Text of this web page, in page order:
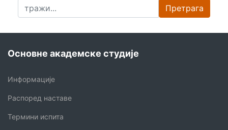
Претрага
Основне академске студије
Информације
Распоред наставе
Термини испита